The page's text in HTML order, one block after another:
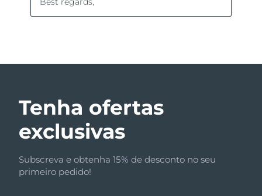
Tenha ofertas
exclusivas
Subscreva e obtenha 15% de desconto no seu
primeiro pedido!